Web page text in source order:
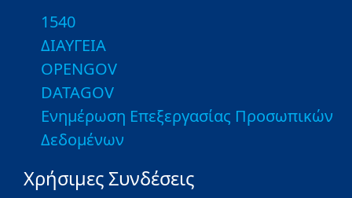
1540
ΔΙΑΥΓΕΙΑ
OPENGOV
DATAGOV
Ενημέρωση Επεξεργασίας Προσωπικών
Δεδομένων
Χρήσιμες Συνδέσεις